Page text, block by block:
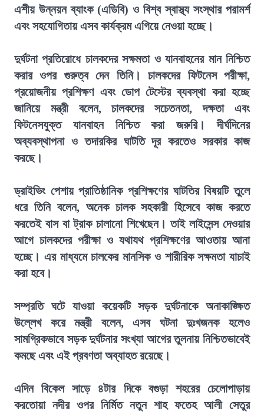
এশীয় উন্নয়ন ব্যাংক (এডিবি) ও বিশ্ব স্বাস্থ্য সংস্থার পরামর্শ
এবং সহযোগিতায় এসব কার্যক্রম এগিয়ে নেওয়া হচ্ছে।
দুর্ঘটনা প্রতিরোধে চালকদের সক্ষমতা ও যানবাহনের মান নিশ্চিত
করার ওপর গুরুত্ব দেন তিনি। চালকদের ফিটনেস পরীক্ষা,
প্রয়োজনীয় প্রশিক্ষণ এবং ডোপ টেস্টের ব্যবস্থা করা হচ্ছে
জানিয়ে মন্ত্রী বলেন, চালকদের সচেতনতা, দক্ষতা এবং
ফিটনেসযুক্ত যানবাহন নিশ্চিত করা জরুরি। দীর্ঘদিনের
অব্যবস্থাপনা ও তদারকির ঘাটতি দূর করতেও সরকার কাজ
করছে।
ড্রাইভিং পেশায় প্রাতিষ্ঠানিক প্রশিক্ষণের ঘাটতির বিষয়টি তুলে
ধরে তিনি বলেন, অনেক চালক সহকারী হিসেবে কাজ করতে
করতেই বাস বা ট্রাক চালানো শিখেছেন। তাই লাইসেন্স দেওয়ার
আগে চালকদের পরীক্ষা ও যথাযথ প্রশিক্ষণের আওতায় আনা
হচ্ছে। এর মাধ্যমে চালকের মানসিক ও শারীরিক সক্ষমতা যাচাই
করা হবে।
সম্প্রতি ঘটে যাওয়া কয়েকটি সড়ক দুর্ঘটনাকে অনাকাঙ্ক্ষিত
উল্লেখ করে মন্ত্রী বলেন, এসব ঘটনা দুঃখজনক হলেও
সামগ্রিকভাবে সড়ক দুর্ঘটনার সংখ্যা আগের তুলনায় নিশ্চিতভাবেই
কমছে এবং এই প্রবণতা অব্যাহত রয়েছে।
এদিন বিকেল সাড়ে ৪টার দিকে বগুড়া শহরের চেলোপাড়ায়
করতোয়া নদীর ওপর নির্মিত নতুন শাহ ফতেহ আলী সেতুর